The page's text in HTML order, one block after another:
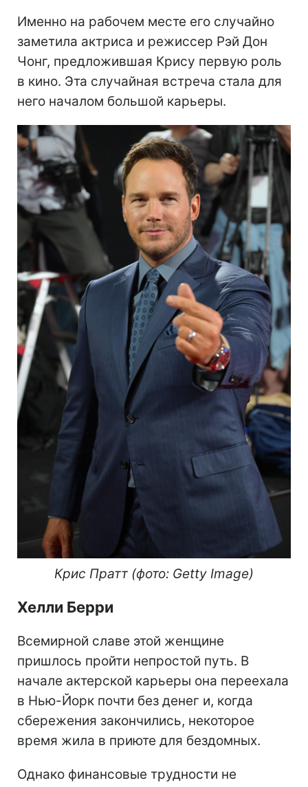
Именно на рабочем месте его случайно
заметила актриса и режиссер Рэй Дон
Чонг, предложившая Крису первую роль
в кино. Эта случайная встреча стала для
него началом большой карьеры.
Крис Пратт (фото: Getty Image)
Хелли Берри
Всемирной славе этой женщине
пришлось пройти непростой путь. В
начале актерской карьеры она переехала
в Нью-Йорк почти без денег и, когда
сбережения закончились, некоторое
время жила в приюте для бездомных.
Однако финансовые трудности не